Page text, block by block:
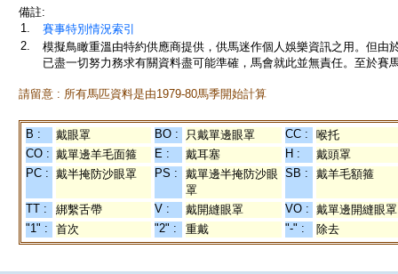
備註:
1.
賽事特別情況索引
2.
模擬鳥瞰重溫由特約供應商提供，供馬迷作個人娛樂資訊之用。但
已盡一切努力務求有關資料盡可能準確，馬會就此並無責任。至於賽
請留意 : 所有馬匹資料是由1979-80馬季開始計算
B : 戴眼罩 BO : 只戴單邊眼罩 CC :
喉托
CO : 戴單邊羊毛面箍 E : 戴耳塞 H :
戴頭罩
PC : 戴半掩防沙眼罩 PS :
戴單邊半掩防沙眼
罩
SB : 戴羊毛額箍
TT : 綁繫舌帶 V : 戴開縫眼罩 VO : 戴單邊開縫眼罩
"1" :
首次 "2" : 重戴 "-" : 除去